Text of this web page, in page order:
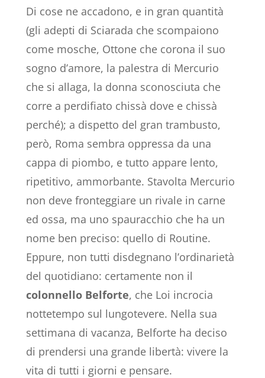
Di cose ne accadono, e in gran quantità
(gli adepti di Sciarada che scompaiono
come mosche, Ottone che corona il suo
sogno d’amore, la palestra di Mercurio
che si allaga, la donna sconosciuta che
corre a perdifiato chissà dove e chissà
perché); a dispetto del gran trambusto,
però, Roma sembra oppressa da una
cappa di piombo, e tutto appare lento,
ripetitivo, ammorbante. Stavolta Mercurio
non deve fronteggiare un rivale in carne
ed ossa, ma uno spauracchio che ha un
nome ben preciso: quello di Routine.
Eppure, non tutti disdegnano l’ordinarietà
del quotidiano: certamente non il
colonnello Belforte, che Loi incrocia
nottetempo sul lungotevere. Nella sua
settimana di vacanza, Belforte ha deciso
di prendersi una grande libertà: vivere la
vita di tutti i giorni e pensare.